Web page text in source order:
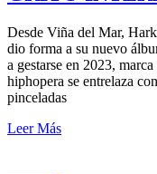
Desde Viña del Mar,
dio forma a su nuevo
a gestarse en 2023,
hiphopera se entrelaza
pinceladas
Leer Más